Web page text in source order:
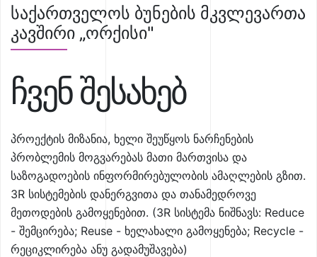
საქართველოს ბუნების მკვლევართა
კავშირი „ორქისი"
ჩვენ შესახებ
პროექტის მიზანია, ხელი შეუწყოს ნარჩენების
პრობლემის მოგვარებას მათი მართვისა და
საზოგადოების ინფორმირებულობის ამაღლების გზით.
3R სისტემების დანერგვითა და თანამედროვე
მეთოდების გამოყენებით. (3R სისტემა ნიშნავს: Reduce
- შემცირება; Reuse - ხელახალი გამოყენება; Recycle -
რეციკლირება ანუ გადამუშავება)